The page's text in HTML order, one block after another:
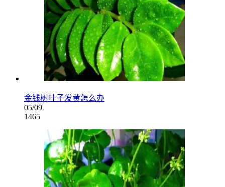
金钱树叶子发黄怎么办
05/09
1465